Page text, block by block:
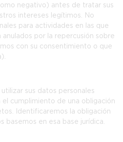
negativo) antes de tratar sus
intereses legítimos. No
para actividades en las que
por la repercusión sobre
con su consentimiento o que
sus datos personales
el cumplimiento de una obligación
Identificaremos la obligación
basemos en esa base jurídica.